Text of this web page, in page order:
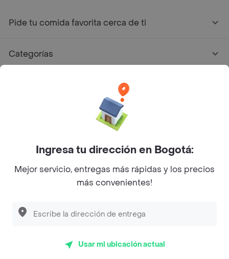
Pide tu comida favorita cerca de ti
Categorías
Facebook
Twitter
Instagram
©2026Rappi Inc. All rights reserved.
Ingresa tu dirección en Bogotá:
Mejor servicio, entregas más rápidas y los precios
más convenientes!
Usar mi ubicación actual